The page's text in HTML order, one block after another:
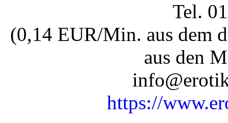
Tel.
(0,14 EUR/Min. aus dem
aus den
https://